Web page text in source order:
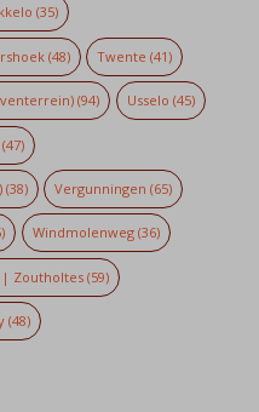
(35)
(48) Twente (41)
(94) Usselo (45)
(38) Vergunningen (65)
Windmolenweg(36)
| Zoutholtes (59)
(48)